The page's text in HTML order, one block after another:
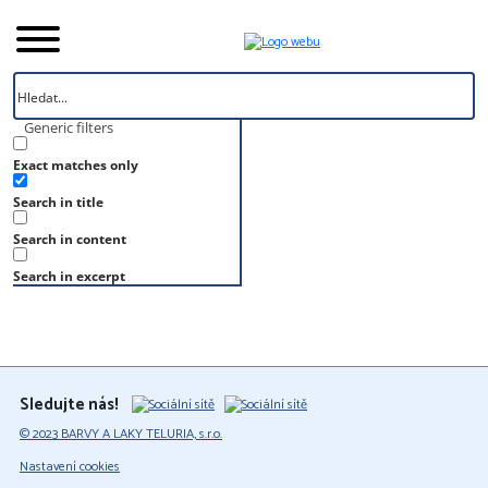
Generic filters
Exact matches only
Search in title
Search in content
Search in excerpt
Úvod
Vzorník
RAL 030 40 60
RAL 030 40 60
Sledujte nás!
© 2023 BARVY A LAKY TELURIA, s.r.o.
Nastavení cookies